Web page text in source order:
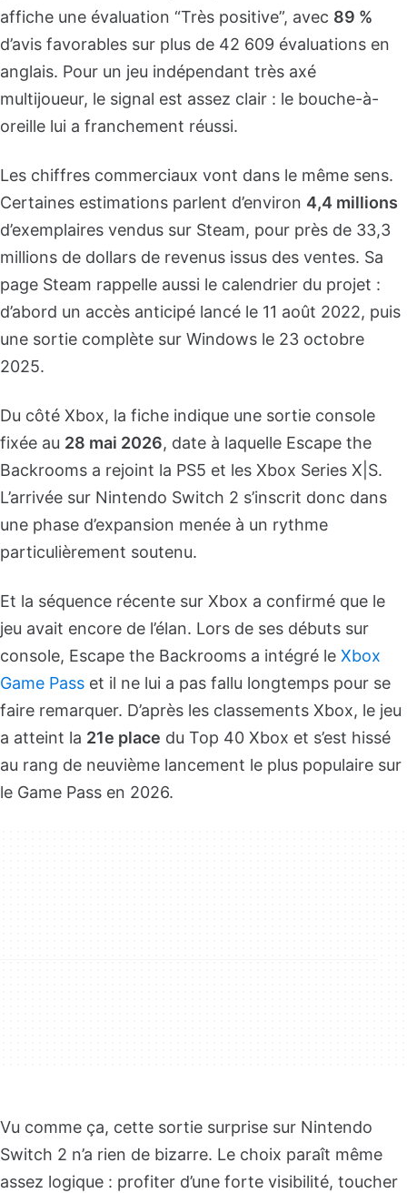
affiche une évaluation “Très positive”, avec 89 %
d’avis favorables sur plus de 42 609 évaluations en
anglais. Pour un jeu indépendant très axé
multijoueur, le signal est assez clair : le bouche-à-
oreille lui a franchement réussi.
Les chiffres commerciaux vont dans le même sens.
Certaines estimations parlent d’environ 4,4 millions
d’exemplaires vendus sur Steam, pour près de 33,3
millions de dollars de revenus issus des ventes. Sa
page Steam rappelle aussi le calendrier du projet :
d’abord un accès anticipé lancé le 11 août 2022, puis
une sortie complète sur Windows le 23 octobre
2025.
Du côté Xbox, la fiche indique une sortie console
fixée au 28 mai 2026, date à laquelle Escape the
Backrooms a rejoint la PS5 et les Xbox Series X|S.
L’arrivée sur Nintendo Switch 2 s’inscrit donc dans
une phase d’expansion menée à un rythme
particulièrement soutenu.
Et la séquence récente sur Xbox a confirmé que le
jeu avait encore de l’élan. Lors de ses débuts sur
console, Escape the Backrooms a intégré le Xbox
Game Pass et il ne lui a pas fallu longtemps pour se
faire remarquer. D’après les classements Xbox, le jeu
a atteint la 21e place du Top 40 Xbox et s’est hissé
au rang de neuvième lancement le plus populaire sur
le Game Pass en 2026.
Vu comme ça, cette sortie surprise sur Nintendo
Switch 2 n’a rien de bizarre. Le choix paraît même
assez logique : profiter d’une forte visibilité, toucher